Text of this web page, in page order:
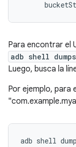
Para encontrar el
adb shell
Luego, busca la
Por ejemplo, para